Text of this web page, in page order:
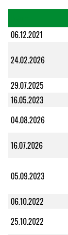
06.12.2021
24.02.2026
29.07.2025
16.05.2023
04.08.2026
16.07.2026
05.09.2023
06.10.2022
25.10.2022